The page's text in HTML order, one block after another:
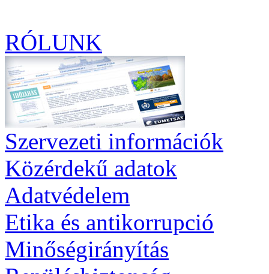
RÓLUNK
Szervezeti információk
Közérdekű adatok
Adatvédelem
Etika és antikorrupció
Minőségirányítás